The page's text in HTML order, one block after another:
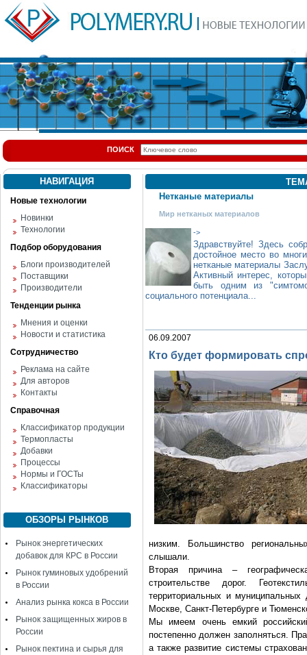
ПОИСК
НАВИГАЦИЯ
Новые технологии
Новинки
Технологии
Подбор оборудования
Блоги производителей
Поставщики
Производители
Тенденции рынка
Мнения и оценки
Новости и статистика
Сотрудничество
Реклама на сайте
Для авторов
Контакты
Справочная
Классификатор продукции
Термопласты
Добавки
Процессы
Нормы и ГОСТы
Классификаторы
ОБЗОРЫ РЫНКОВ
Рынок энергетических
добавок для КРС в России
Рынок гуминовых удобрений
в России
Анализ рынка кокса в России
Рынок защищенных жиров в
России
Рынок пектина и сырья для
Нетканые материалы
Мир нетканых материалов
->
Здравствуйте! Здесь
достойное место во
нетканые материалы
Активный интерес,
быть одним из
социального потенциала...
06.09.2007
Кто будет формировать
низким. Большинство
слышали.
Вторая причина –
строительстве дорог.
территориальных и
Москве, Санкт-Петербурге и
Мы имеем очень емкий
постепенно должен заполняться.
а также развитие системы